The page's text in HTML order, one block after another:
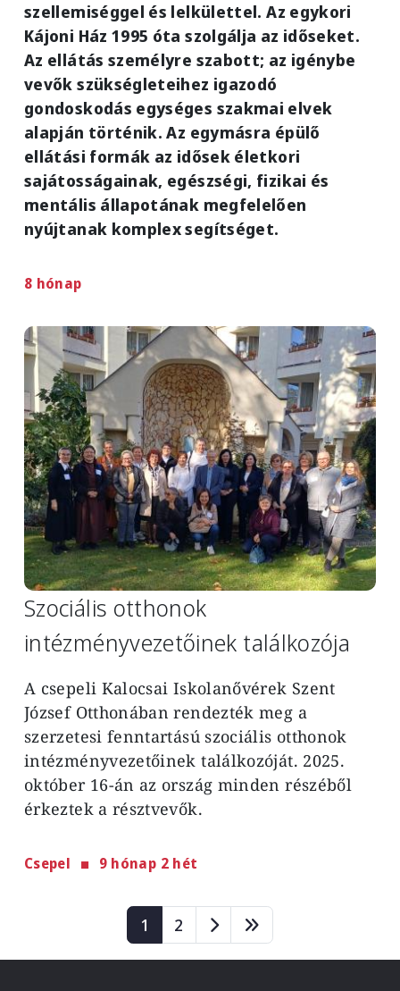
szellemiséggel és lelkülettel. Az egykori
Kájoni Ház 1995 óta szolgálja az időseket.
Az ellátás személyre szabott; az igénybe
vevők szükségleteihez igazodó
gondoskodás egységes szakmai elvek
alapján történik. Az egymásra épülő
ellátási formák az idősek életkori
sajátosságainak, egészségi, fizikai és
mentális állapotának megfelelően
nyújtanak komplex segítséget.
8 hónap
Image
Szociális otthonok
intézményvezetőinek találkozója
A csepeli Kalocsai Iskolanővérek Szent
József Otthonában rendezték meg a
szerzetesi fenntartású szociális otthonok
intézményvezetőinek találkozóját. 2025.
október 16-án az ország minden részéből
érkeztek a résztvevők.
Csepel 9 hónap 2 hét
OldalszámozásPage
1 Page
2